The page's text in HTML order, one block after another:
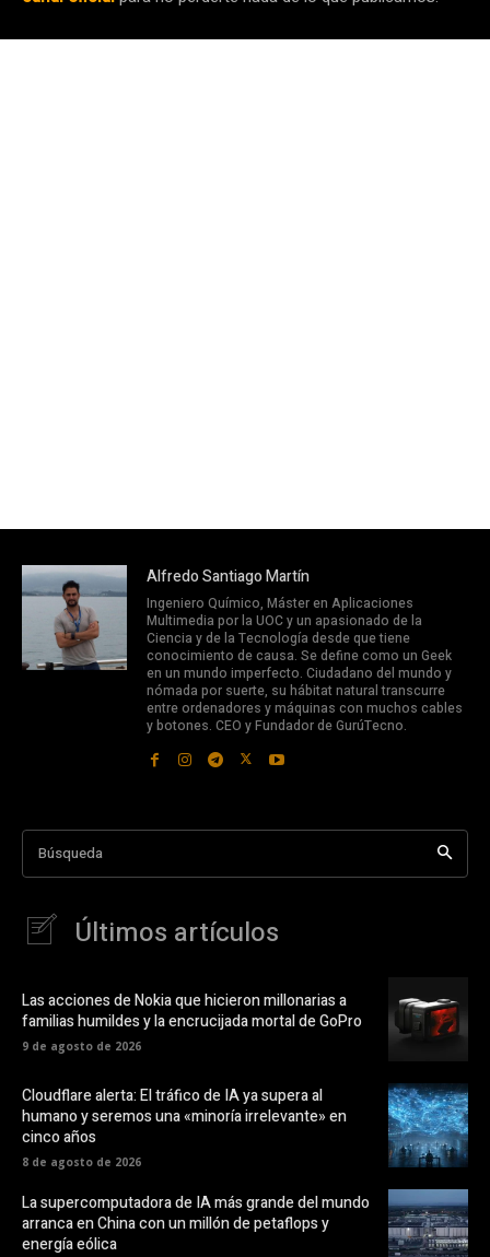
Alfredo Santiago Martín
Ingeniero Químico, Máster en Aplicaciones
Multimedia por la UOC y un apasionado de la
Ciencia y de la Tecnología desde que tiene
conocimiento de causa. Se define como un Geek
en un mundo imperfecto. Ciudadano del mundo y
nómada por suerte, su hábitat natural transcurre
entre ordenadores y máquinas con muchos cables
y botones. CEO y Fundador de GurúTecno.
Búsqueda
Últimos artículos
Las acciones de Nokia que hicieron millonarias a
familias humildes y la encrucijada mortal de GoPro
9 de agosto de 2026
Cloudflare alerta: El tráfico de IA ya supera al
humano y seremos una «minoría irrelevante» en
cinco años
8 de agosto de 2026
La supercomputadora de IA más grande del mundo
arranca en China con un millón de petaflops y
energía eólica